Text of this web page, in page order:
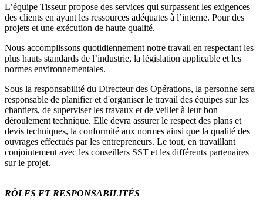
L’équipe Tisseur propose des services qui surpassent les exigences
des clients en ayant les ressources adéquates à l’interne. Pour des
projets et une exécution de haute qualité.
Nous accomplissons quotidiennement notre travail en respectant les
plus hauts standards de l’industrie, la législation applicable et les
normes environnementales.
Sous la responsabilité du Directeur des Opérations, la personne sera
responsable de planifier et d'organiser le travail des équipes sur les
chantiers, de superviser les travaux et de veiller à leur bon
déroulement technique. Elle devra assurer le respect des plans et
devis techniques, la conformité aux normes ainsi que la qualité des
ouvrages effectués par les entrepreneurs. Le tout, en travaillant
conjointement avec les conseillers SST et les différents partenaires
sur le projet.
RÔLES ET RESPONSABILITÉS